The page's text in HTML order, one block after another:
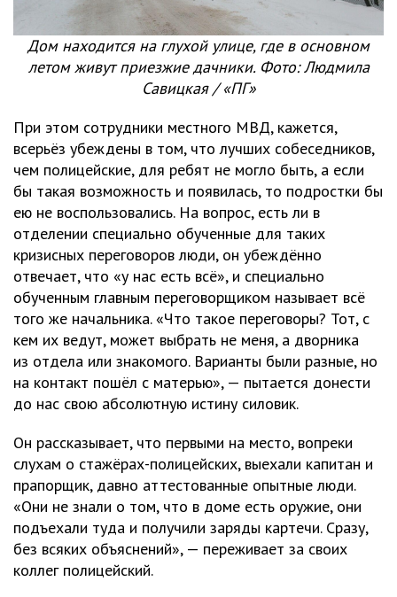
Дом находится на глухой улице, где в основном
летом живут приезжие дачники. Фото: Людмила
Савицкая / «ПГ»
При этом сотрудники местного МВД, кажется,
всерьёз убеждены в том, что лучших собеседников,
чем полицейские, для ребят не могло быть, а если
бы такая возможность и появилась, то подростки бы
ею не воспользовались. На вопрос, есть ли в
отделении специально обученные для таких
кризисных переговоров люди, он убеждённо
отвечает, что «у нас есть всё», и специально
обученным главным переговорщиком называет всё
того же начальника. «Что такое переговоры? Тот, с
кем их ведут, может выбрать не меня, а дворника
из отдела или знакомого. Варианты были разные, но
на контакт пошёл с матерью», — пытается донести
до нас свою абсолютную истину силовик.
Он рассказывает, что первыми на место, вопреки
слухам о стажёрах-полицейских, выехали капитан и
прапорщик, давно аттестованные опытные люди.
«Они не знали о том, что в доме есть оружие, они
подъехали туда и получили заряды картечи. Сразу,
без всяких объяснений», — переживает за своих
коллег полицейский.